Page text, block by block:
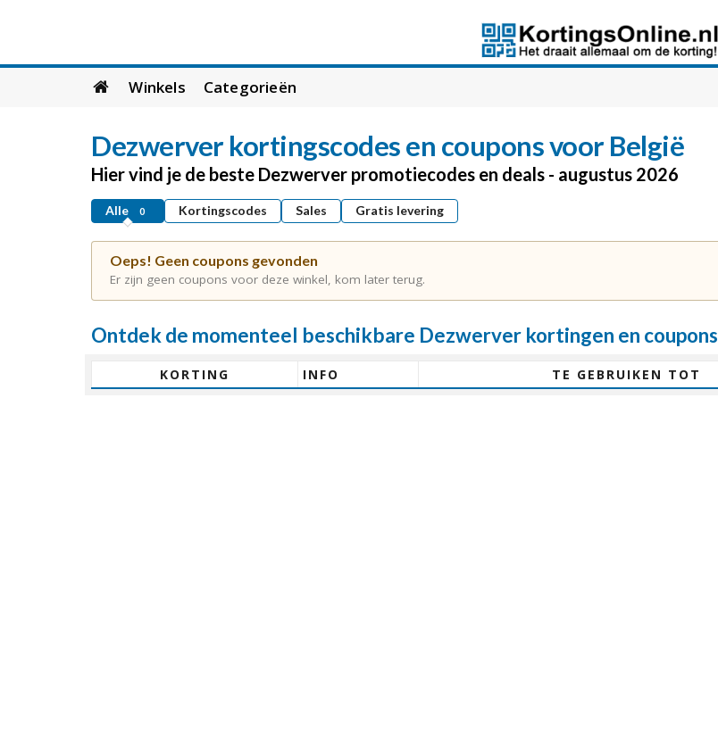
Skip
to
Winkels Categorieën
Dezwerver kortingscodes en coupons voor België
Hier vind je de beste Dezwerver promotiecodes en deals - augustus 2026
Alle 0 Kortingscodes Sales Gratis levering
Oeps! Geen coupons gevonden
Er zijn geen coupons voor deze winkel, kom later terug.
Ontdek de momenteel beschikbare Dezwerver kortingen en coupons
KORTING INFO TE GEBRUIKEN TOT